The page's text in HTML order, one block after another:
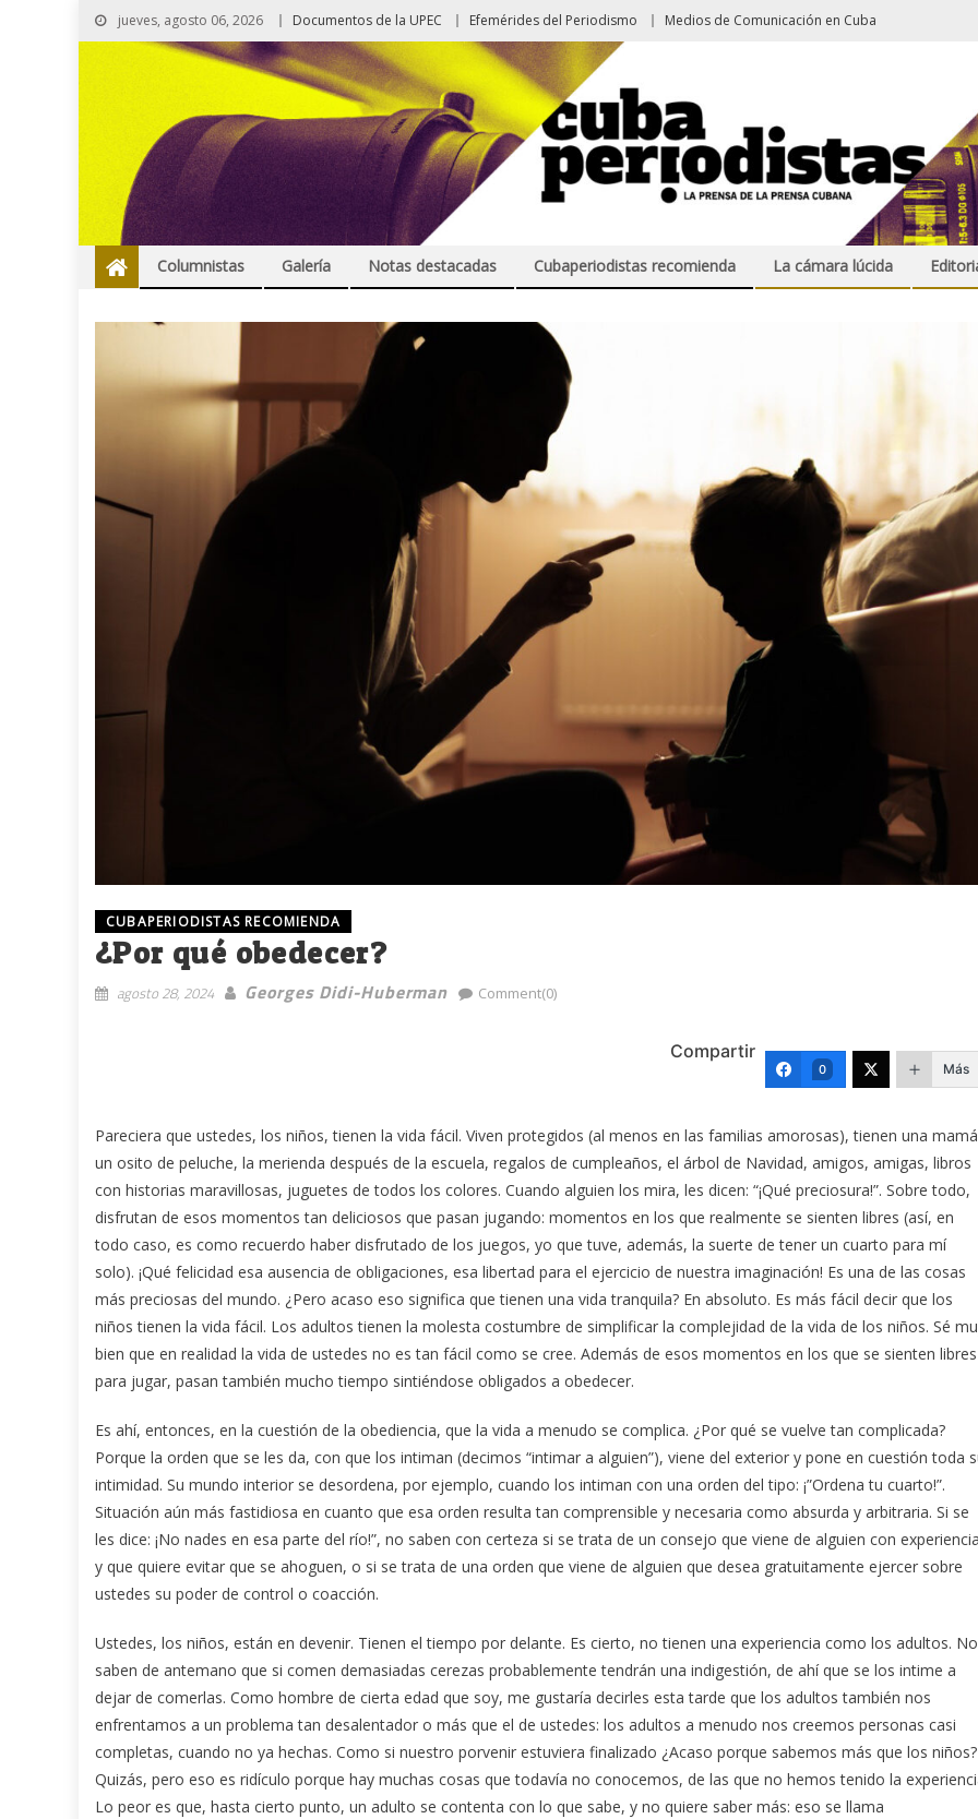
jueves, agosto 06, 2026 Documentos de la UPEC Efemérides del Periodismo Medios de Comunicación en Cuba
Columnistas Galería Notas destacadas Cubaperiodistas recomienda La cámara lúcida
CUBAPERIODISTAS RECOMIENDA
¿Por qué obedecer?
agosto 28, 2024 Georges Didi-Huberman Comment(0)
Compartir
0 Más
Pareciera que ustedes, los niños, tienen la vida fácil. Viven protegidos (al menos en las familias amorosas), tienen una
un osito de peluche, la merienda después de la escuela, regalos de cumpleaños, el árbol de Navidad, amigos, amigas, libros
con historias maravillosas, juguetes de todos los colores. Cuando alguien los mira, les dicen: “¡Qué preciosura!”. Sobre todo,
disfrutan de esos momentos tan deliciosos que pasan jugando: momentos en los que realmente se sienten libres (así, en
todo caso, es como recuerdo haber disfrutado de los juegos, yo que tuve, además, la suerte de tener un cuarto para mí
solo). ¡Qué felicidad esa ausencia de obligaciones, esa libertad para el ejercicio de nuestra imaginación! Es una de las cosas
más preciosas del mundo. ¿Pero acaso eso significa que tienen una vida tranquila? En absoluto. Es más fácil decir que los
niños tienen la vida fácil. Los adultos tienen la molesta costumbre de simplificar la complejidad de la vida de los niños. Sé
bien que en realidad la vida de ustedes no es tan fácil como se cree. Además de esos momentos en los que se sienten libres
para jugar, pasan también mucho tiempo sintiéndose obligados a obedecer.
Es ahí, entonces, en la cuestión de la obediencia, que la vida a menudo se complica. ¿Por qué se vuelve tan complicada?
Porque la orden que se les da, con que los intiman (decimos “intimar a alguien”), viene del exterior y pone en cuestión toda
intimidad. Su mundo interior se desordena, por ejemplo, cuando los intiman con una orden del tipo: ¡”Ordena tu cuarto!”.
Situación aún más fastidiosa en cuanto que esa orden resulta tan comprensible y necesaria como absurda y arbitraria. Si se
les dice: ¡No nades en esa parte del río!”, no saben con certeza si se trata de un consejo que viene de alguien con experiencia
y que quiere evitar que se ahoguen, o si se trata de una orden que viene de alguien que desea gratuitamente ejercer sobre
ustedes su poder de control o coacción.
Ustedes, los niños, están en devenir. Tienen el tiempo por delante. Es cierto, no tienen una experiencia como los adultos. No
saben de antemano que si comen demasiadas cerezas probablemente tendrán una indigestión, de ahí que se los intime a
dejar de comerlas. Como hombre de cierta edad que soy, me gustaría decirles esta tarde que los adultos también nos
enfrentamos a un problema tan desalentador o más que el de ustedes: los adultos a menudo nos creemos personas casi
completas, cuando no ya hechas. Como si nuestro porvenir estuviera finalizado ¿Acaso porque sabemos más que los niños?
Quizás, pero eso es ridículo porque hay muchas cosas que todavía no conocemos, de las que no hemos tenido la
Lo peor es que, hasta cierto punto, un adulto se contenta con lo que sabe, y no quiere saber más: eso se llama